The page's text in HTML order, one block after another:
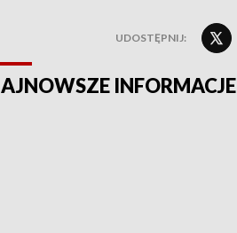
UDOSTĘPNIJ:
INFORMACJE